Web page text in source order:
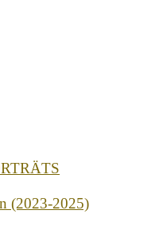
(2023-2025)